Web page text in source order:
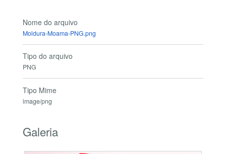
Nome do arquivo
Moldura-Moama-PNG.png
Tipo do arquivo
PNG
Tipo Mime
image/png
Galeria